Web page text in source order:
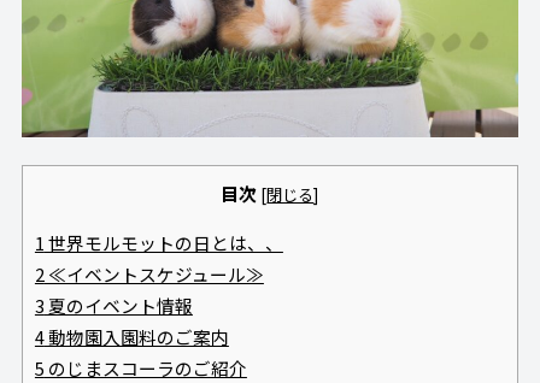
目次 [閉じる]
1世界モルモットの日とは、、
2≪イベントスケジュール≫
3 夏のイベント情報
4動物園入園料のご案内
5 のじまスコーラのご紹介